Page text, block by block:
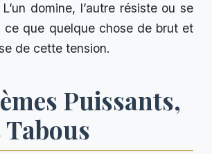
domine, l’autre résiste ou se
ce que quelque chose de brut et
de cette tension.
Puissants,